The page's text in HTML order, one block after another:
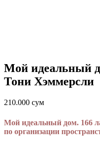
Мой идеальный
Тони Хэммерсли
210.000 сум
Мой идеальный дом. 166
по организации